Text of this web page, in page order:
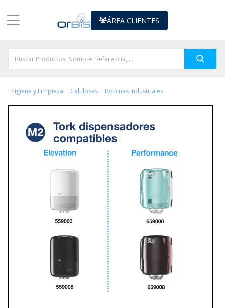
ÁREA CLIENTES
Higiene y Limpieza Celulosas Bobinas industriales